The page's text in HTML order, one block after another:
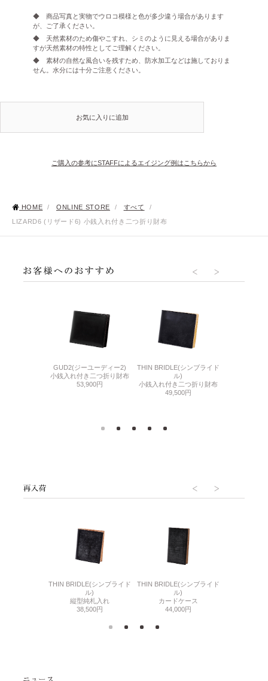
◆ 商品写真と実物でウロコ模様と色が多少違う場合があります
が、ご了承ください。
◆ 天然素材のため傷やこすれ、シミのように見える場合がありま
すが天然素材の特性としてご理解ください。
◆ 素材の自然な風合いを残すため、防水加工などは施しておりま
せん。水分には十分ご注意ください。
お気に入りに追加
ご購入の参考にSTAFFによるエイジング例はこちらから
HOME / ONLINE STORE / すべて
/
LIZARD6 (リザード6) 小銭入れ付き二つ折り財布
GUD2(ジーユーディー2)
小銭入れ付き二つ折り財布
53,900円
THIN BRIDLE(シンブライド
ル)
小銭入れ付き二つ折り財布
49,500円
THIN BRIDLE(シンブライド
ル)
縦型純札入れ
38,500円
THIN BRIDLE(シンブライド
ル)
カードケース
44,000円